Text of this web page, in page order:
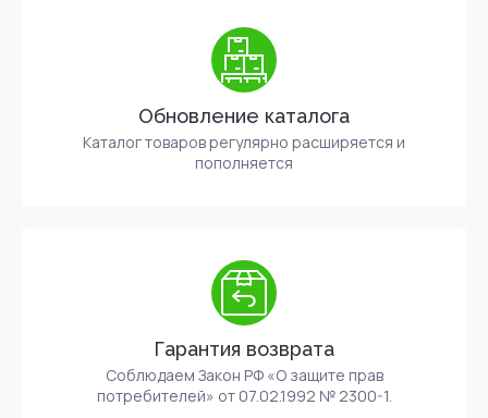
Обновление каталога
Каталог товаров регулярно расширяется и
пополняется
Гарантия возврата
Соблюдаем Закон РФ «О защите прав
потребителей» от 07.02.1992 № 2300-1.